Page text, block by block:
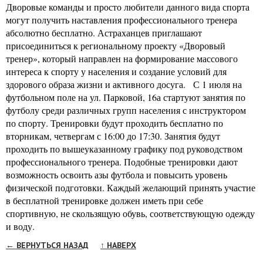
Дворовые команды и просто любители данного вида спорта
могут получить наставления профессионального тренера
абсолютно бесплатно. Астраханцев приглашают
присоединиться к региональному проекту «Дворовый
тренер», который направлен на формирование массового
интереса к спорту у населения и создание условий для
здорового образа жизни и активного досуга. С 1 июля на
футбольном поле на ул. Парковой, 16а стартуют занятия по
футболу среди различных групп населения с инструктором
по спорту. Тренировки будут проходить бесплатно по
вторникам, четвергам с 16:00 до 17:30. Занятия будут
проходить по вышеуказанному графику под руководством
профессионального тренера. Подобные тренировки дают
возможность освоить азы футбола и повысить уровень
физической подготовки. Каждый желающий принять участие
в бесплатной тренировке должен иметь при себе
спортивную, не скользящую обувь, соответствующую одежду
и воду.
← ВЕРНУТЬСЯ НАЗАД ↑ НАВЕРХ